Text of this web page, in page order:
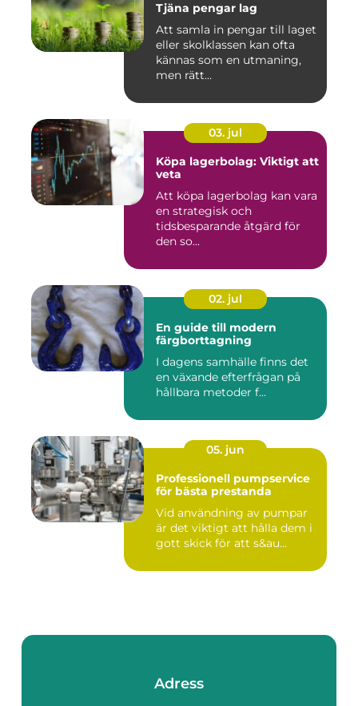
Tjäna pengar lag
Att samla in pengar till laget
eller skolklassen kan ofta
kännas som en utmaning,
men rätt...
03. jul
Köpa lagerbolag: Viktigt att
veta
Att köpa lagerbolag kan vara
en strategisk och
tidsbesparande åtgärd för
den so...
02. jul
En guide till modern
färgborttagning
I dagens samhälle finns det
en växande efterfrågan på
hållbara metoder f...
05. jun
Professionell pumpservice
för bästa prestanda
Vid användning av pumpar
är det viktigt att hålla dem i
gott skick för att s&au...
Adress